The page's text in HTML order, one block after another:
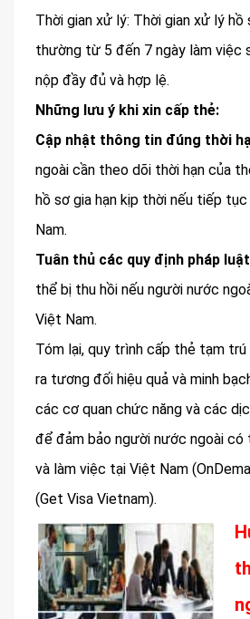
Thời gian xử lý: Thời gian xử lý
thường từ 5 đến 7 ngày làm việc
nộp đầy đủ và hợp lệ.
Những lưu ý khi xin cấp thẻ:
Cập nhật thông tin đúng thời
ngoài cần theo dõi thời hạn của
hồ sơ gia hạn kịp thời nếu tiếp
Nam.
Tuân thủ các quy định pháp
thể bị thu hồi nếu người nước
Việt Nam.
Tóm lại, quy trình cấp thẻ tạm trú
ra tương đối hiệu quả và minh
các cơ quan chức năng và các
để đảm bảo người nước ngoài
và làm việc tại Việt Nam​
(Get Visa Vietnam).